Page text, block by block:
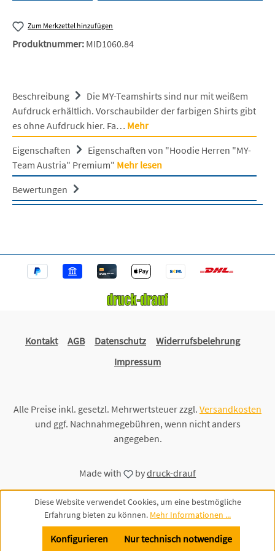
Zum Merkzettel hinzufügen
Produktnummer: MID1060.84
Beschreibung
Die MY-Teamshirts sind nur mit weißem
Aufdruck erhältlich. Vorschaubilder der farbigen Shirts gibt
es ohne Aufdruck hier. Fa… Mehr
Eigenschaften
Eigenschaften von "Hoodie Herren "MY-
Team Austria" Premium" Mehr lesen
Bewertungen
Kontakt AGB Datenschutz
Widerrufsbelehrung
Impressum
Alle Preise inkl. gesetzl. Mehrwertsteuer zzgl. Versandkosten
und ggf. Nachnahmegebühren, wenn nicht anders
angegeben.
Made with bydruck-drauf
Diese Website verwendet Cookies, um eine bestmögliche
Erfahrung bieten zu können. Mehr Informationen ...
Nur technisch notwendige
Konfigurieren